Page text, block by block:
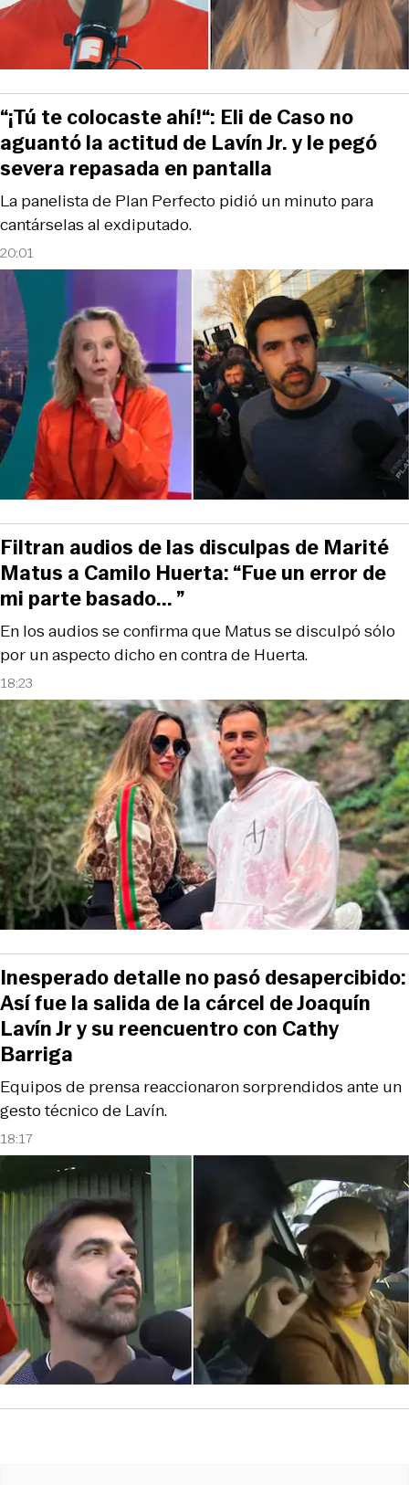
20:01
La panelista de Plan Perfecto pidió un minuto para
cantárselas al exdiputado.
“¡Tú te colocaste ahí!“: Eli de Caso no
aguantó la actitud de Lavín Jr. y le pegó
severa repasada en pantalla
18:23
En los audios se confirma que Matus se disculpó sólo
por un aspecto dicho en contra de Huerta.
Filtran audios de las disculpas de Marité
Matus a Camilo Huerta: “Fue un error de
mi parte basado... ”
18:17
Equipos de prensa reaccionaron sorprendidos ante un
gesto técnico de Lavín.
Inesperado detalle no pasó desapercibido:
Así fue la salida de la cárcel de Joaquín
Lavín Jr y su reencuentro con Cathy
Barriga